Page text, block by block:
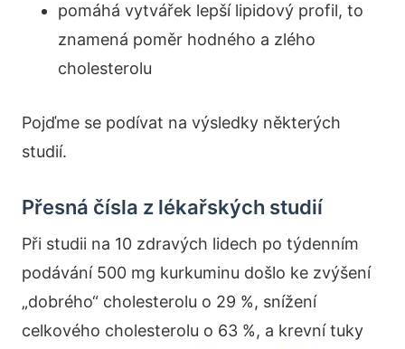
pomáhá vytvářek lepší lipidový profil, to
znamená poměr hodného a zlého
cholesterolu
Pojďme se podívat na výsledky některých
studií.
Přesná čísla z lékařských studií
Při studii na 10 zdravých lidech po týdenním
podávání 500 mg kurkuminu došlo ke zvýšení
„dobrého“ cholesterolu o 29 %, snížení
celkového cholesterolu o 63 %, a krevní tuky